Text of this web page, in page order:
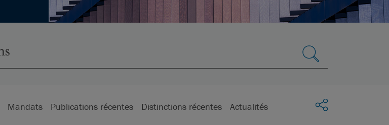
Mandats Publications récentes Distinctions récentes Actualités Partager